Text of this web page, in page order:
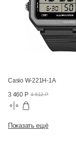
Casio W-221H-1A
3 460 Р 4 612 Р
Показать ещё